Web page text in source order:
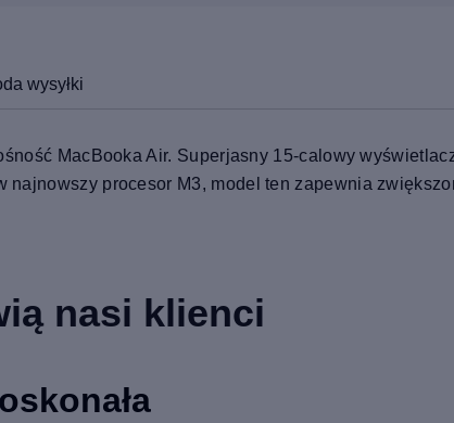
wysyłki
MacBooka Air. Superjasny 15-calowy
procesor M3, model ten zapewnia
nasi klienci